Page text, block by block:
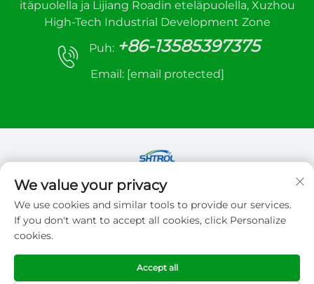
itäpuolella ja Lijiang Roadin eteläpuolella, Xuzhou
High-Tech Industrial Development Zone
Puh: +86-13585397375
Email: [email protected]
Tekijänoikeus © 2026 Xuzhou sanhe automatic
control equipment Co.,LTD. Kaikki oikeudet
pidätetään
We value your privacy
We use cookies and similar tools to provide our services.
If you don't want to accept all cookies, click Personalize
cookies.
Accept all